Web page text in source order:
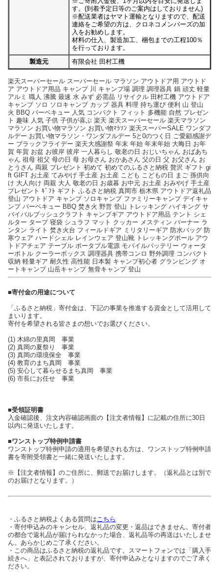
す。(到着予定日等のご案内はしておりません)
※配送業者はヤマト運輸となりますので、配送
連絡をご希望の方は、クロネコメンバーズの加
入をお勧めします。
材料の仕入、製造加工、梱包までの工程100％
を行っております。
製造元
有限会社 田村工機
楽天スーパーセール スーパーセール マラソン アウトドア用 アウトド
ア アウトドア用品 キャンプ 川 キャンプ場 調理 調理器具 鍋 頑丈 軽量
アルミ 職人 沸騰 最速 水 みず 必需品 リサイクル 田村工機 アウトドア
キャンプ ソロ ソロキャンプ カップ 器具 料理 持ち運び 便利 山 登山
火 BBQ バーベキュー 人気 コンパクト フィット 多機能 自然 プレゼン
ト 趣味 人気 子供 子供が喜ぶ 楽天 楽天スーパーセール 楽天マラソン
マラソン お買い物マラソン お買い物ﾏﾗｿﾝ 楽天スーパーSALE ワンダフ
ルデー お買い物マラソン・ワンダフルデー 5と0のつく日 ご愛顧感謝デ
ー ブラックフライデー 楽天大感謝祭 年末 年始 年末年始 大晦日 お年
賀 年賀 お盆 お彼岸 彼岸 一人暮らし 敬老の日 おじいちゃん おばあち
ゃん 祖母 祖父 母の日 母 お母さん おかあさん 父の日 父 お父さん お
とうさん 両親 プレゼント 初めて 初めてのふるさと納税 贅沢 ギフト gi
ft GIFT お土産 てみやげ 手土産 お土産 こども こどもの日 まご 孫供向
け 大人向け 両親 大人 敬老の日 お歳暮 お中元 お土産 おみやげ 手土産
プレゼント ｷﾞﾌﾄ ギフト ふるさと納税 真岡市 栃木県 アウトドア返礼品
登山 アウトドア キャンプ ソロキャンプ ファミリーキャンプ デイキャ
ンプ バーベキュー BBQ 焚き火 野営 登山 トレッキング ハイキング サ
バイバルブッシュクラフト キャンプギア アウトドア用品 テント シェ
ルター タープ 寝袋 シュラフ マット クッカー メスティン バーナー ラ
ンタン ライト 焚き火台 フィールドギア ミリタリーギア 防水バッグ 防
寒ウェア ハードシェル レインウェア 登山靴 トレッキングポール アウ
トドアチェア テーブル ポータブル電源 モバイルバッテリー ウォータ
ーボトル クーラーボックス 調理器具 携帯コンロ 野外調理 コンパクト
収納 軽量ギア 耐久性 高性能 日本製 キャンプ初心者 グランピング オ
ートキャンプ 山岳キャンプ 無骨キャンプ 登山
■寄付金の用途について
「ふるさと納税」寄付金は、下記の事業を推進する資金として活用して
まいります。
寄付を希望される皆さまの想いでお選びください。
(1) 木綿の里真岡 事業
(2) 真岡の夏祭り 事業
(3) 真岡の環境保全 事業
(4) 教育のまち真岡 事業
(5) 安心して暮らせるまち真岡 事業
(6) 市長にお任せ 事業
■受領証明書
入金確認後、注文内容確認画面の【注文者情報】に記載の住所に30日
以内に発送いたします。
■ワンストップ特例申請書
ワンストップ特例申請の適用を希望される方は、ワンストップ特例申請
書を寄附受領書と一緒に発送いたします。
※【注文者情報】のご住所に、郵送でお届けします。（返礼品とは別で
のお届けとなります。）
・ふるさと納税よくある質問はこちら
・寄付申込みのキャンセル、返礼品の変更・返品はできません。寄付者
の都合で返礼品が届けられなかった場合、返礼品等の再送はいたしませ
ん。あらかじめご了承ください。
・この商品はふるさと納税の返礼品です。スマートフォンでは「購入手
続きへ」と表記されておりますが、寄付申込みとなりますのでご了承く
ださい。